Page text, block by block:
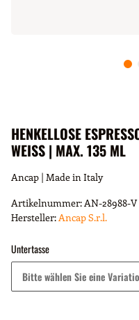
HENKELLOSE
WEISS | MAX. 135 ML
Ancap | Made in Italy
Artikelnummer:AN-28988-V
Hersteller:Ancap S.r.l.
Untertasse
Bitte wählen Sie eine